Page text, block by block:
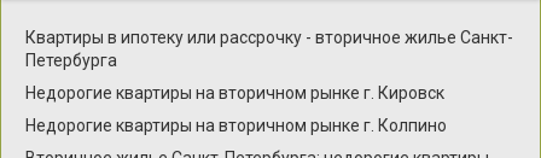
Квартиры в ипотеку или рассрочку - вторичное жилье Санкт-
Петербурга
Недорогие квартиры на вторичном рынке г. Кировск
Недорогие квартиры на вторичном рынке г. Колпино